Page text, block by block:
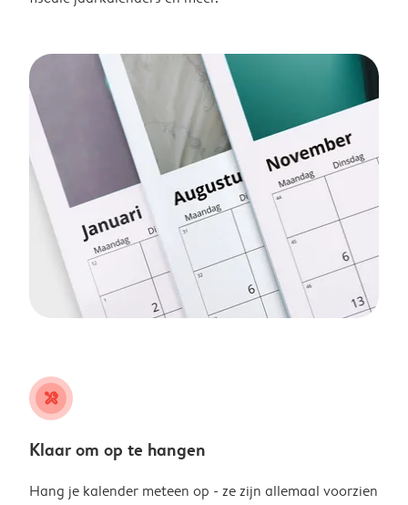
tools
Klaar om op te hangen
Hang je kalender meteen op - ze zijn allemaal voorzien